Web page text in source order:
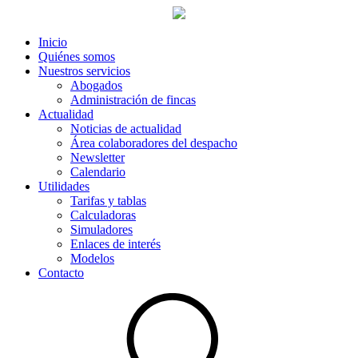
Inicio
Quiénes somos
Nuestros servicios
Abogados
Administración de fincas
Actualidad
Noticias de actualidad
Área colaboradores del despacho
Newsletter
Calendario
Utilidades
Tarifas y tablas
Calculadoras
Simuladores
Enlaces de interés
Modelos
Contacto